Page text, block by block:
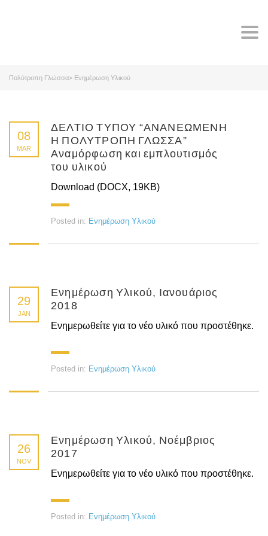
Πολύτροπη Γλώσσα> Ενημέρωση Υλικού
08
MAR
ΔΕΛΤΙΟ ΤΥΠΟΥ “ΑΝΑΝΕΩΜΕΝΗ
Η ΠΟΛΥΤΡΟΠΗ ΓΛΩΣΣΑ”
Αναμόρφωση και εμπλουτισμός
του υλικού
Download (DOCX, 19KB)
Posted in: Ενημέρωση Υλικού
29
JAN
Ενημέρωση Υλικού, Ιανουάριος
2018
Ενημερωθείτε για το νέο υλικό που προστέθηκε.
Posted in: Ενημέρωση Υλικού
26
NOV
Ενημέρωση Υλικού, Νοέμβριος
2017
Ενημερωθείτε για το νέο υλικό που προστέθηκε.
Posted in: Ενημέρωση Υλικού